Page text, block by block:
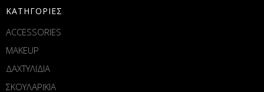
ΚΑΤΗΓΟΡΙΕΣ
ACCESSORIES
MAKEUP
ΔΑΧΤΥΛΙΔΙΑ
ΣΚΟΥΛΑΡΙΚΙΑ